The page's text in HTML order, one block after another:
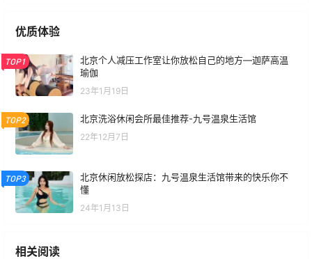
优质体验
TOP1
北京个人减压工作室让你放松自己的地方—迦萨高温
瑜伽
23年1月19日
TOP2 北京洗浴休闲会所最佳推荐-九号温泉生活馆
22年12月7日
TOP3
北京休闲放松探店：九号温泉生活馆带来的快乐你不
懂
24年1月13日
相关阅读